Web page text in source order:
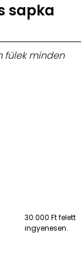
sapka
fülek minden
30.000 Ft felett
ingyenesen.